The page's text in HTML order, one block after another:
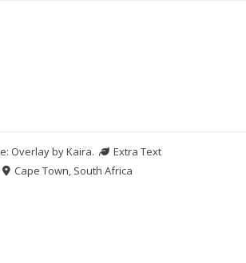
Overlay byKaira.
Extra Text
Cape Town, South Africa